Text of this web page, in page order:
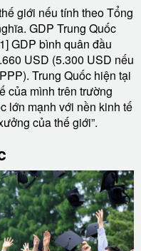
giới nếu tính theo Tổng
GDP Trung Quốc
GDP bình quân đầu
USD (5.300 USD nếu
Trung Quốc hiện tại
của mình trên trường
lớn mạnh với nền kinh tế
của thế giới”.